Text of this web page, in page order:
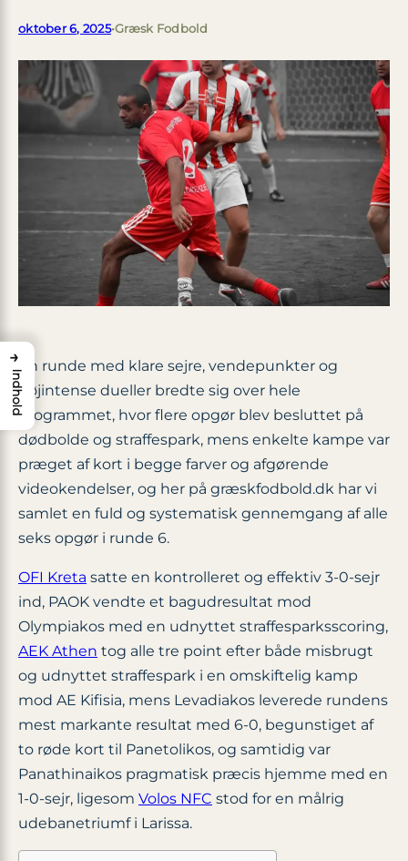
oktober 6, 2025•Græsk Fodbold
En runde med klare sejre, vendepunkter og
højintense dueller bredte sig over hele
programmet, hvor flere opgør blev besluttet på
dødbolde og straffespark, mens enkelte kampe var
præget af kort i begge farver og afgørende
videokendelser, og her på græskfodbold.dk har vi
samlet en fuld og systematisk gennemgang af alle
seks opgør i runde 6.
OFI Kreta satte en kontrolleret og effektiv 3-0-sejr
ind, PAOK vendte et bagudresultat mod
Olympiakos med en udnyttet straffesparksscoring,
AEK Athen tog alle tre point efter både misbrugt
og udnyttet straffespark i en omskiftelig kamp
mod AE Kifisia, mens Levadiakos leverede rundens
mest markante resultat med 6-0, begunstiget af
to røde kort til Panetolikos, og samtidig var
Panathinaikos pragmatisk præcis hjemme med en
1-0-sejr, ligesom Volos NFC stod for en målrig
udebanetriumf i Larissa.
→
Indhold